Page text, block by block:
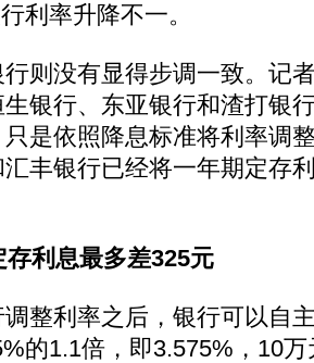
利率升降不一。
没有显得步调一致。记
银行、东亚银行和渣打银
是依照降息标准将利率调
丰银行已经将一年期定存
存利息最多差325元
利率之后，银行可以自
的1.1倍，即3.575%，10